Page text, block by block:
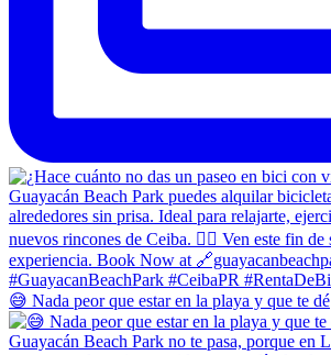
😅 Nada peor que estar en la playa y que te dé